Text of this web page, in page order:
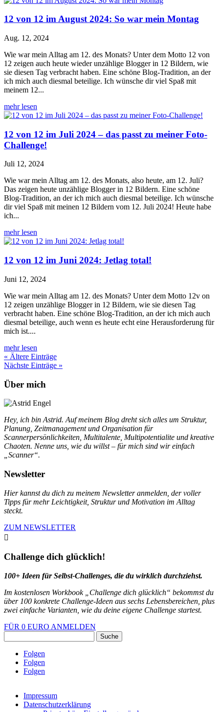
12 von 12 im August 2024: So war mein Montag
Aug. 12, 2024
Wie war mein Alltag am 12. des Monats? Unter dem Motto 12 von
12 zeigen auch heute wieder unzählige Blogger in 12 Bildern, wie
sie diesen Tag verbracht haben. Eine schöne Blog-Tradition, an der
ich mich auch diesmal beteilige. Ich wünsche dir viel Spaß mit
meinem 12...
mehr lesen
12 von 12 im Juli 2024 – das passt zu meiner Foto-
Challenge!
Juli 12, 2024
Wie war mein Alltag am 12. des Monats, also heute, am 12. Juli?
Das zeigen heute unzählige Blogger in 12 Bildern. Eine schöne
Blog-Tradition, an der ich mich auch diesmal beteilige. Ich wünsche
dir viel Spaß mit meinen 12 Bildern vom 12. Juli 2024! Heute habe
ich...
mehr lesen
12 von 12 im Juni 2024: Jetlag total!
Juni 12, 2024
Wie war mein Alltag am 12. des Monats? Unter dem Motto 12v on
12 zeigen unzählige Blogger in 12 Bildern, wie sie diesen Tag
verbracht haben. Eine schöne Blog-Tradition, an der ich mich auch
diesmal beteilige, auch wenn es heute echt eine Herausforderung für
mich ist....
mehr lesen
« Ältere Einträge
Nächste Einträge »
Über mich
Hey, ich bin Astrid. Auf meinem Blog dreht sich alles um Struktur,
Planung, Zeitmanagement und Organisation für
Scannerpersönlichkeiten, Multitalente, Multipotentialite und kreative
Chaoten. Nenne uns, wie du willst – für mich sind wir einfach
„Scanner“.
Newsletter
Hier kannst du dich zu meinem Newsletter anmelden, der voller
Tipps für mehr Leichtigkeit, Struktur und Motivation im Alltag
steckt.
ZUM NEWSLETTER

Challenge dich glücklich!
100+ Ideen für Selbst-Challenges, die du wirklich durchziehst.
Im kostenlosen Workbook „Challenge dich glücklich“ bekommst du
über 100 konkrete Challenge-Ideen aus sechs Lebensbereichen, plus
zwei einfache Varianten, wie du deine eigene Challenge startest.
FÜR 0 EURO ANMELDEN
nach:
Folgen
Folgen
Folgen
Impressum
Datenschutzerklärung